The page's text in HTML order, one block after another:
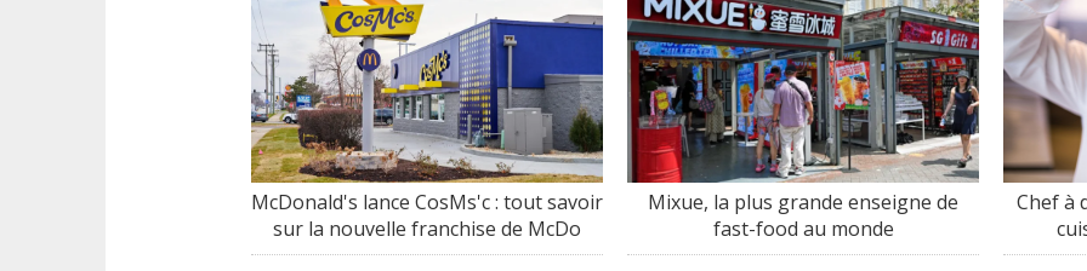
McDonald's lance CosMs'c : tout savoir
sur la nouvelle franchise de McDo
Mixue, la plus grande enseigne de
fast-food au monde
Chef à